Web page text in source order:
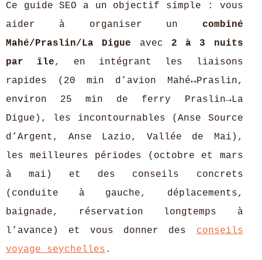
Ce guide SEO a un objectif simple : vous
aider à organiser un combiné
Mahé/Praslin/La Digue avec 2 à 3 nuits
par île, en intégrant les liaisons
rapides (20 min d’avion Mahé↔Praslin,
environ 25 min de ferry Praslin→La
Digue), les incontournables (Anse Source
d’Argent, Anse Lazio, Vallée de Mai),
les meilleures périodes (octobre et mars
à mai) et des conseils concrets
(conduite à gauche, déplacements,
baignade, réservation longtemps à
l’avance) et vous donner des conseils
voyage seychelles .